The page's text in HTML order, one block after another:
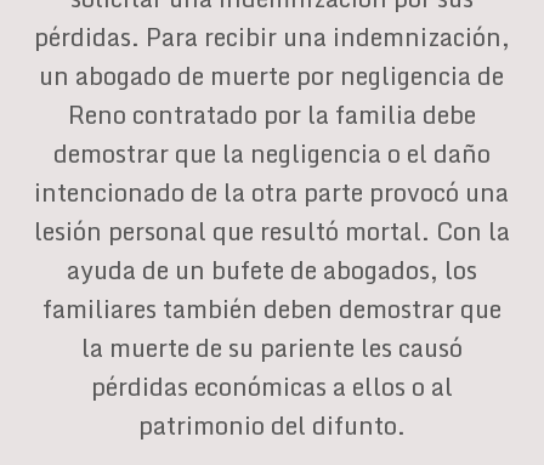
pérdidas. Para recibir una indemnización,
un abogado de muerte por negligencia de
Reno contratado por la familia debe
demostrar que la negligencia o el daño
intencionado de la otra parte provocó una
lesión personal que resultó mortal. Con la
ayuda de un bufete de abogados, los
familiares también deben demostrar que
la muerte de su pariente les causó
pérdidas económicas a ellos o al
patrimonio del difunto.